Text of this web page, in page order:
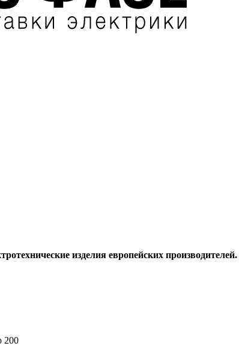
изделия европейских производителей.
200